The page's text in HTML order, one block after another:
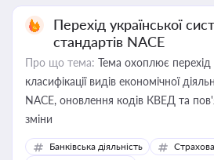
Перехід української
стандартів NACE
Про що тема: Тема охоплює перехід
класифікації видів економічної
NACE, оновлення кодів КВЕД та
зміни
Банківська діяльність